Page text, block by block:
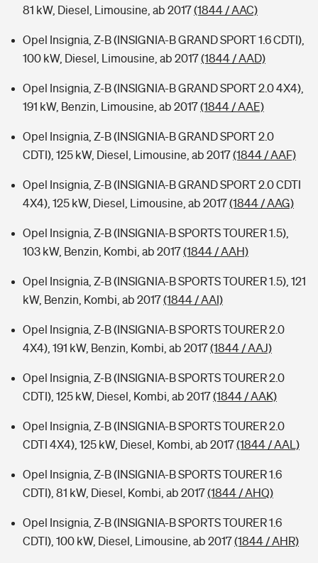
81 kW, Diesel, Limousine, ab 2017(1844 / AAC)
Opel Insignia, Z-B (INSIGNIA-B GRAND SPORT 1.6 CDTI),
100 kW, Diesel, Limousine, ab 2017(1844 / AAD)
Opel Insignia, Z-B (INSIGNIA-B GRAND SPORT 2.0 4X4),
191 kW, Benzin, Limousine, ab 2017(1844 / AAE)
Opel Insignia, Z-B (INSIGNIA-B GRAND SPORT 2.0
CDTI), 125 kW, Diesel, Limousine, ab 2017(1844 / AAF)
Opel Insignia, Z-B (INSIGNIA-B GRAND SPORT 2.0 CDTI
4X4), 125 kW, Diesel, Limousine, ab 2017(1844 / AAG)
Opel Insignia, Z-B (INSIGNIA-B SPORTS TOURER 1.5),
103 kW, Benzin, Kombi, ab 2017(1844 / AAH)
Opel Insignia, Z-B (INSIGNIA-B SPORTS TOURER 1.5), 121
kW, Benzin, Kombi, ab 2017(1844 / AAI)
Opel Insignia, Z-B (INSIGNIA-B SPORTS TOURER 2.0
4X4), 191 kW, Benzin, Kombi, ab 2017(1844 / AAJ)
Opel Insignia, Z-B (INSIGNIA-B SPORTS TOURER 2.0
CDTI), 125 kW, Diesel, Kombi, ab 2017(1844 / AAK)
Opel Insignia, Z-B (INSIGNIA-B SPORTS TOURER 2.0
CDTI 4X4), 125 kW, Diesel, Kombi, ab 2017(1844 / AAL)
Opel Insignia, Z-B (INSIGNIA-B SPORTS TOURER 1.6
CDTI), 81 kW, Diesel, Kombi, ab 2017(1844 / AHQ)
Opel Insignia, Z-B (INSIGNIA-B SPORTS TOURER 1.6
CDTI), 100 kW, Diesel, Limousine, ab 2017(1844 / AHR)